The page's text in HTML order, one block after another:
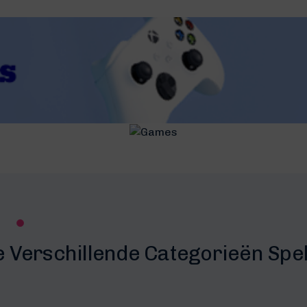
Verschillende Categorieën